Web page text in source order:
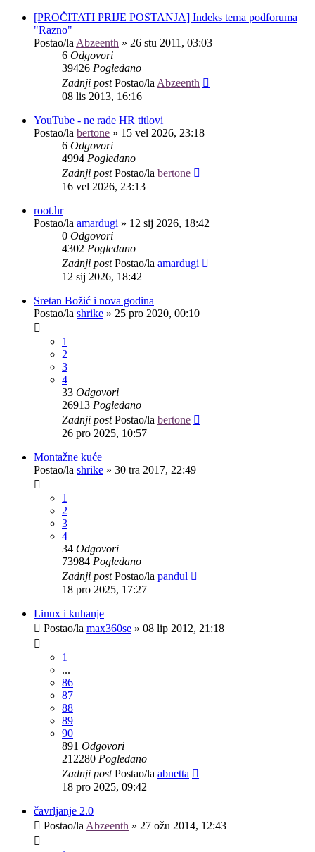
[PROČITATI PRIJE POSTANJA] Indeks tema podforuma
"Razno"
Postao/la Abzeenth » 26 stu 2011, 03:03
6 Odgovori
39426 Pogledano
Zadnji postPostao/la Abzeenth
08 lis 2013, 16:16
YouTube - ne rade HR titlovi
Postao/la bertone » 15 vel 2026, 23:18
6 Odgovori
4994 Pogledano
Zadnji postPostao/la bertone
16 vel 2026, 23:13
root.hr
Postao/la amardugi » 12 sij 2026, 18:42
0 Odgovori
4302 Pogledano
Zadnji postPostao/la amardugi
12 sij 2026, 18:42
Sretan Božić i nova godina
Postao/la shrike » 25 pro 2020, 00:10
1
2
3
4
33 Odgovori
26913 Pogledano
Zadnji postPostao/la bertone
26 pro 2025, 10:57
Montažne kuće
Postao/la shrike » 30 tra 2017, 22:49
1
2
3
4
34 Odgovori
73984 Pogledano
Zadnji postPostao/la pandul
18 pro 2025, 17:27
Linux i kuhanje
Postao/la max360se » 08 lip 2012, 21:18
1
...
86
87
88
89
90
891 Odgovori
212280 Pogledano
Zadnji postPostao/la abnetta
18 pro 2025, 09:42
čavrljanje 2.0
Postao/la Abzeenth » 27 ožu 2014, 12:43